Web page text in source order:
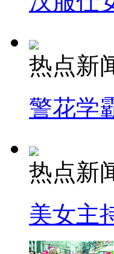
热点新
警花学
热点新
美女主